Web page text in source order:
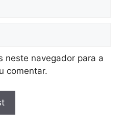
neste navegador para a
comentar.